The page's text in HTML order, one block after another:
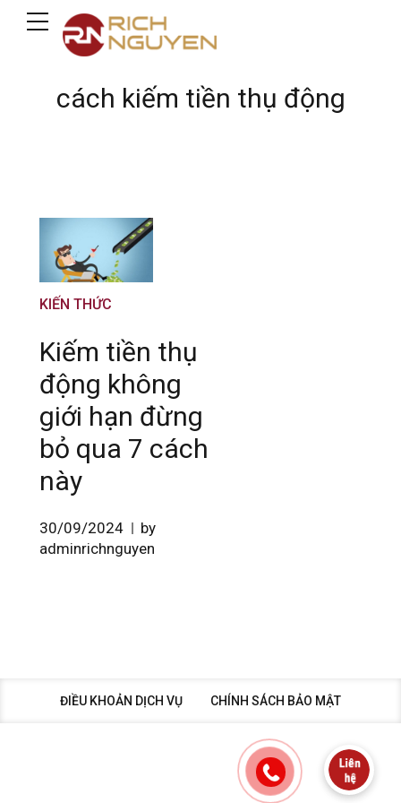
cách kiếm tiền thụ động
KIẾN THỨC
Kiếm tiền thụ
động không
giới hạn đừng
bỏ qua 7 cách
này
30/09/2024
by
adminrichnguyen
ĐIỀU KHOẢN DỊCH VỤ CHÍNH SÁCH BẢO MẬT